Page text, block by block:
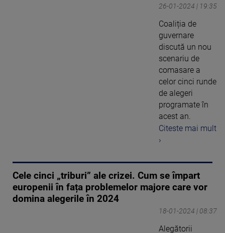
26-01-2024 | 19:35
Coaliția de
guvernare
discută un nou
scenariu de
comasare a
celor cinci runde
de alegeri
programate în
acest an.
Citeste mai mult
›
Cele cinci „triburi” ale crizei. Cum se împart
europenii în fața problemelor majore care vor
domina alegerile în 2024
18-01-2024 | 08:37
Alegătorii